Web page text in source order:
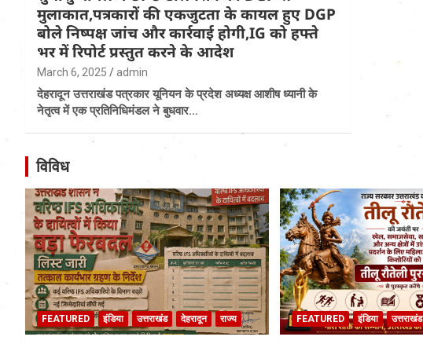
मुलाकात,पत्रकारों की एकजुटता के कायल हुए DGP
बोले निष्पक्ष जांच और कार्रवाई होगी,IG को हफ्ते
भर में रिपोर्ट प्रस्तुत करने के आदेश
March 6, 2025 admin
देहरादून उत्तराखंड पत्रकार यूनियन के प्रदेश अध्यक्ष आशीष ध्यानी के
नेतृत्व में एक प्रतिनिधिमंडल ने बुधवार…
विविध
FEATURED इंडिया उत्तराखंड देहरादून राज्य FEATURED इंडिया उत्तराखंड